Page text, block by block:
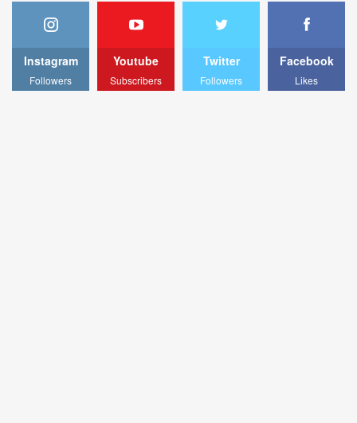
Facebook
Likes
Twitter
Followers
Youtube
Subscribers
Instagram
Followers